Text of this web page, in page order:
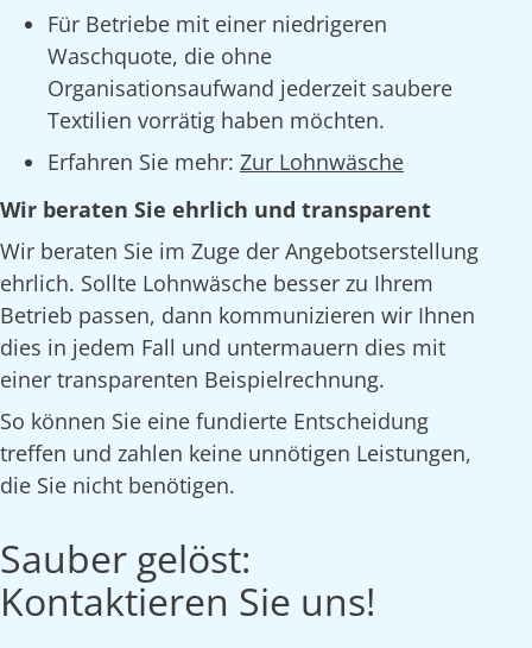
Für Betriebe mit einer niedrigeren
Waschquote, die ohne
Organisationsaufwand jederzeit saubere
Textilien vorrätig haben möchten.
Erfahren Sie mehr: Zur Lohnwäsche
Wir beraten Sie ehrlich und transparent
Wir beraten Sie im Zuge der Angebotserstellung
ehrlich. Sollte Lohnwäsche besser zu Ihrem
Betrieb passen, dann kommunizieren wir Ihnen
dies in jedem Fall und untermauern dies mit
einer transparenten Beispielrechnung.
So können Sie eine fundierte Entscheidung
treffen und zahlen keine unnötigen Leistungen,
die Sie nicht benötigen.
Sauber gelöst:
Kontaktieren Sie uns!